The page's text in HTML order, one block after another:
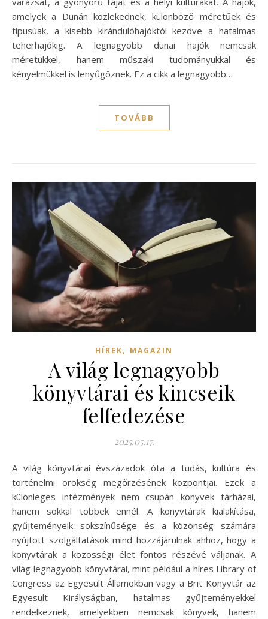
amelyek a Dunán közlekednek, különböző méretűek és
típusúak, a kisebb kirándulóhajóktól kezdve a hatalmas
teherhajókig. A legnagyobb dunai hajók nemcsak
méretükkel, hanem műszaki tudományukkal és
kényelmükkel is lenyűgöznek. Ez a cikk a legnagyobb…
TOVÁBB
HÍREK, MAGAZIN
A világ legnagyobb
könyvtárai és kincseik
felfedezése
2025.05.17.
A világ könyvtárai évszázadok óta a tudás, kultúra és
történelmi örökség megőrzésének központjai. Ezek a
különleges intézmények nem csupán könyvek tárházai,
hanem sokkal többek ennél. A könyvtárak kialakítása,
gyűjteményeik sokszínűsége és a közönség számára
nyújtott szolgáltatások mind hozzájárulnak ahhoz, hogy a
könyvtárak a közösségi élet fontos részévé váljanak. A
világ legnagyobb könyvtárai, mint például a híres Library of
Congress az Egyesült Államokban vagy a Brit Könyvtár az
Egyesült Királyságban, hatalmas gyűjteményekkel
rendelkeznek, amelyekben nemcsak könyvek, hanem